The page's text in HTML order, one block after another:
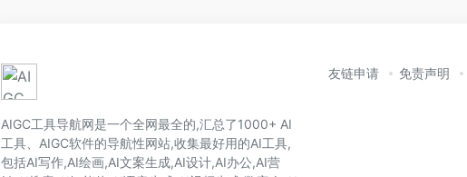
AIGC工具导航网是一个全网最全的,汇总了1000+ AI
工具、AIGC软件的导航性网站,收集最好用的AI工具,
包括AI写作,AI绘画,AI文案生成,AI设计,AI办公,AI营
友链申请 免责声明